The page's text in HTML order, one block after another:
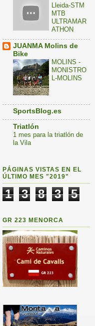
Lleida-STM
MTB
ULTRAMAR
ATHON
JUANMA Molins de
Bike
MOLINS -
MONISTRO
L-MOLINS
SportsBlog.es
Triatlón
1 mes para la triatlón de
la Vila
PÁGINAS VISTAS EN EL
ÚLTIMO MES "2019"
1 3 8 3 5
GR 223 MENORCA